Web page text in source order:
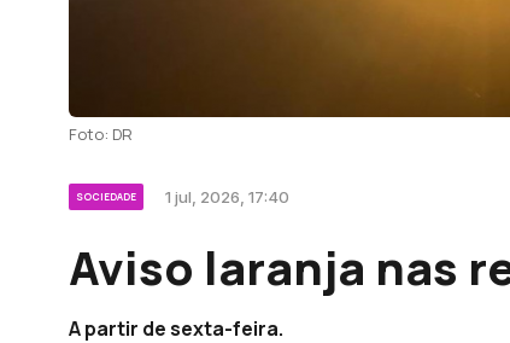
Foto: DR
SOCIEDADE 1 jul, 2026, 17:40
Aviso laranja nas
A partir de sexta-feira.